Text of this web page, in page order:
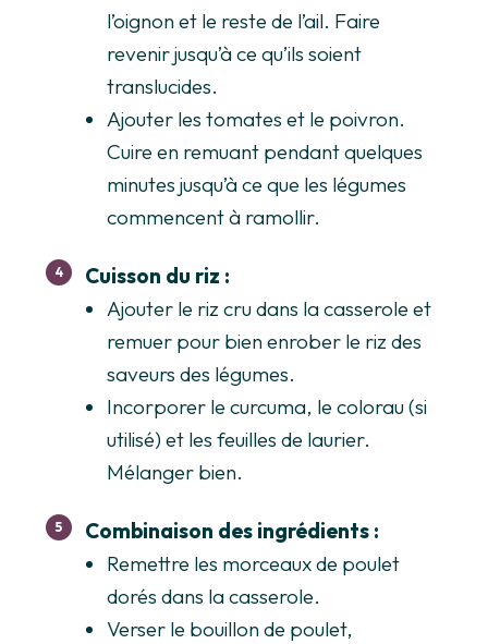
l’oignon et le reste de l’ail. Faire
revenir jusqu’à ce qu’ils soient
translucides.
Ajouter les tomates et le poivron.
Cuire en remuant pendant quelques
minutes jusqu’à ce que les légumes
commencent à ramollir.
Cuisson du riz :
Ajouter le riz cru dans la casserole et
remuer pour bien enrober le riz des
saveurs des légumes.
Incorporer le curcuma, le colorau (si
utilisé) et les feuilles de laurier.
Mélanger bien.
Combinaison des ingrédients :
Remettre les morceaux de poulet
dorés dans la casserole.
Verser le bouillon de poulet,